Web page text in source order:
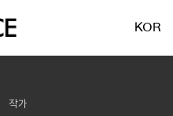
KOR
작가